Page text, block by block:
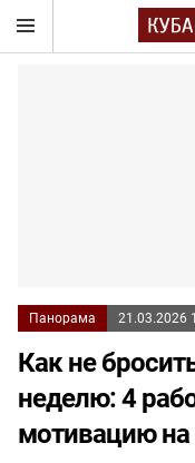
Панорама 21.03.2026
Как не
неделю: 4
мотивацию